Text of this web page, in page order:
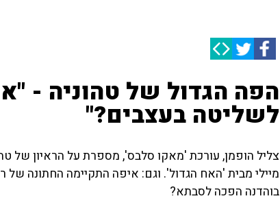
הפה הגדול של טהוניה -
לשליטה בעצבים?"
מיילי מבית 'האח הגדול'. וגם: איפה התקיימה החתונה
בוהדנה הפכה לסבתא?